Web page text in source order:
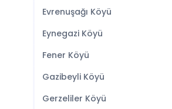
Evrenuşağı Köyü
Eynegazi Köyü
Fener Köyü
Gazibeyli Köyü
Gerzeliler Köyü